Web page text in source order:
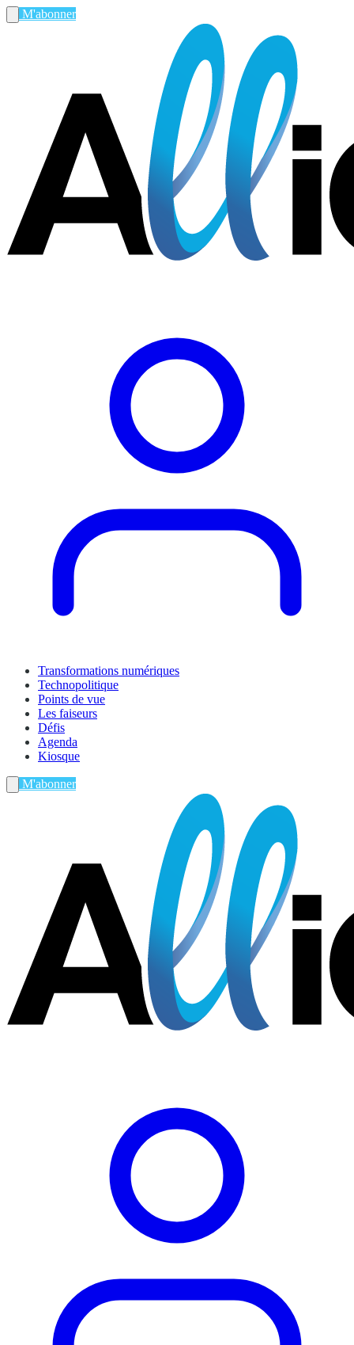
M'abonner
Transformations numériques
Technopolitique
Points de vue
Les faiseurs
Défis
Agenda
Kiosque
M'abonner